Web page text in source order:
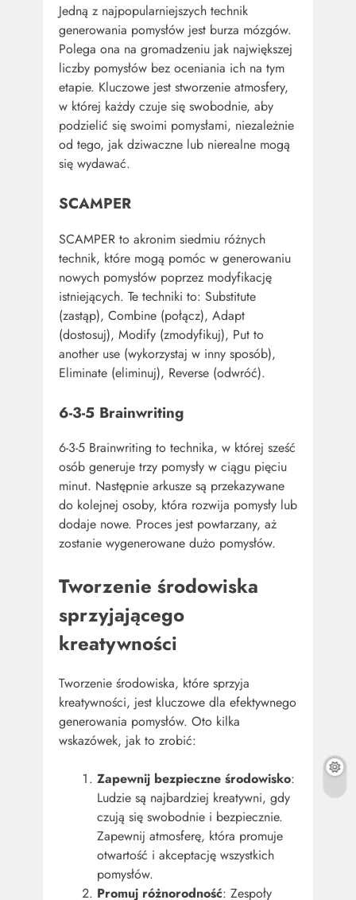
Jedną z najpopularniejszych technik
generowania pomysłów jest burza mózgów.
Polega ona na gromadzeniu jak największej
liczby pomysłów bez oceniania ich na tym
etapie. Kluczowe jest stworzenie atmosfery,
w której każdy czuje się swobodnie, aby
podzielić się swoimi pomysłami, niezależnie
od tego, jak dziwaczne lub nierealne mogą
się wydawać.
SCAMPER
SCAMPER to akronim siedmiu różnych
technik, które mogą pomóc w generowaniu
nowych pomysłów poprzez modyfikację
istniejących. Te techniki to: Substitute
(zastąp), Combine (połącz), Adapt
(dostosuj), Modify (zmodyfikuj), Put to
another use (wykorzystaj w inny sposób),
Eliminate (eliminuj), Reverse (odwróć).
6-3-5 Brainwriting
6-3-5 Brainwriting to technika, w której sześć
osób generuje trzy pomysły w ciągu pięciu
minut. Następnie arkusze są przekazywane
do kolejnej osoby, która rozwija pomysły lub
dodaje nowe. Proces jest powtarzany, aż
zostanie wygenerowane dużo pomysłów.
Tworzenie środowiska
sprzyjającego
kreatywności
Tworzenie środowiska, które sprzyja
kreatywności, jest kluczowe dla efektywnego
generowania pomysłów. Oto kilka
wskazówek, jak to zrobić:
Zapewnij bezpieczne środowisko:
Ludzie są najbardziej kreatywni, gdy
czują się swobodnie i bezpiecznie.
Zapewnij atmosferę, która promuje
otwartość i akceptację wszystkich
pomysłów.
Promuj różnorodność: Zespoły